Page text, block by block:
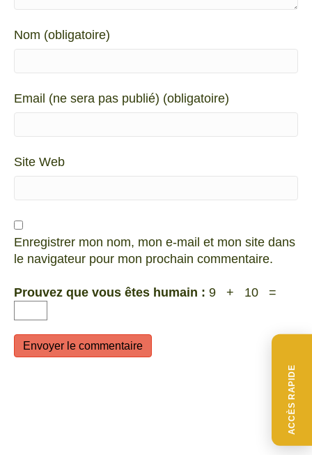
ACCÈS RAPIDE
Nom (obligatoire)
Email (ne sera pas publié) (obligatoire)
Site Web
Enregistrer mon nom, mon e-mail et mon site dans
le navigateur pour mon prochain commentaire.
Prouvez que vous êtes humain : 9 + 10 =